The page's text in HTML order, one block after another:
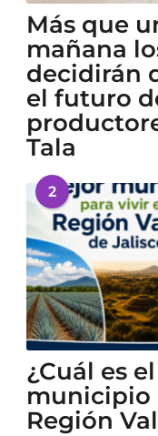
Más que
mañana
decidirán
el futuro
Tala
2
¿Cuál es
municipio
Región